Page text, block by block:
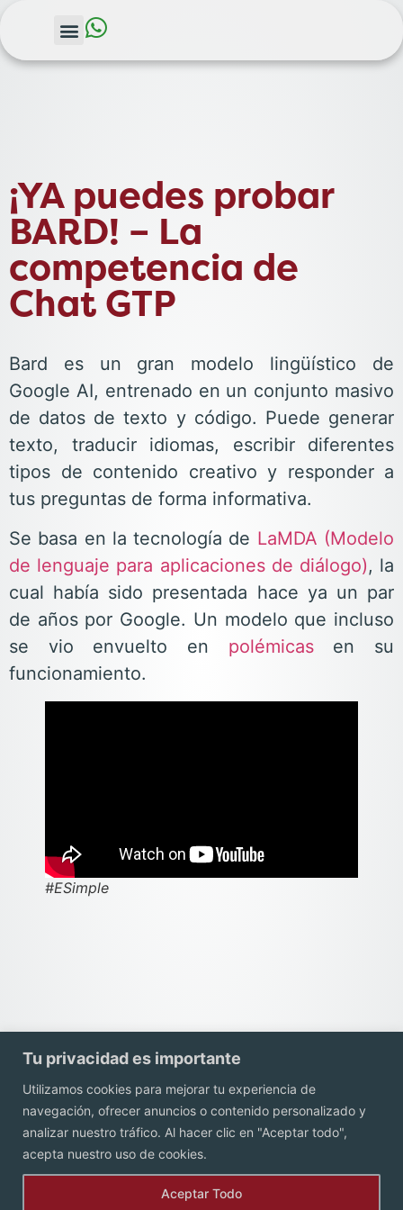
Tu privacidad es importante
Utilizamos cookies para mejorar tu experiencia de
navegación, ofrecer anuncios o contenido personalizado y
analizar nuestro tráfico. Al hacer clic en "Aceptar todo",
acepta nuestro uso de cookies.
Aceptar Todo
¡YA puedes probar
BARD! – La
competencia de
Chat GTP
Bard es un gran modelo lingüístico de
Google AI, entrenado en un conjunto masivo
de datos de texto y código. Puede generar
texto, traducir idiomas, escribir diferentes
tipos de contenido creativo y responder a
tus preguntas de forma informativa.
Se basa en la tecnología de LaMDA (Modelo
de lenguaje para aplicaciones de diálogo), la
cual había sido presentada hace ya un par
de años por Google. Un modelo que incluso
se vio envuelto en polémicas en su
funcionamiento.
#ESimple
Contacto